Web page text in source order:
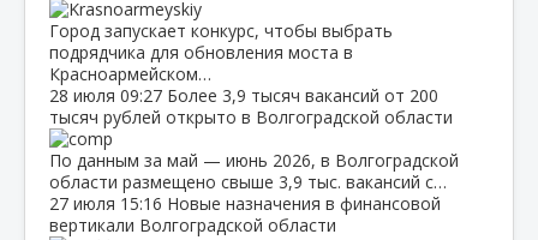
Город запускает конкурс, чтобы выбрать
подрядчика для обновления моста в
Красноармейском…
28 июля 09:27 Более 3,9 тысяч вакансий от 200
тысяч рублей открыто в Волгоградской области
По данным за май — июнь 2026, в Волгоградской
области размещено свыше 3,9 тыс. вакансий с…
27 июля 15:16 Новые назначения в финансовой
вертикали Волгоградской области